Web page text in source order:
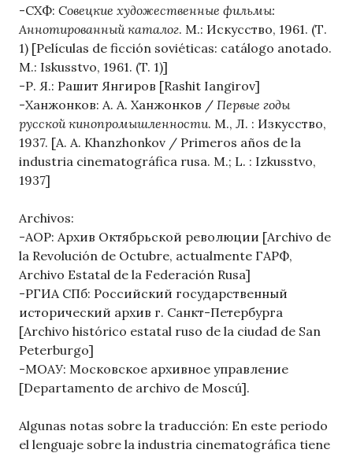
-СХФ: Совецкие художественные фильмы:
Аннотированный каталог. М.: Искусство, 1961. (Т.
1) [Películas de ficción soviéticas: catálogo anotado.
M.: Iskusstvo, 1961. (T. 1)]
-Р. Я.: Рашит Янгиров [Rashit Iangirov]
-Ханжонков: A. A. Ханжонков / Первые годы
русской кинопромышленности. М., Л. : Изкусство,
1937. [A. A. Khanzhonkov / Primeros años de la
industria cinematográfica rusa. M.; L. : Izkusstvo,
1937]
Archivos:
-АОР: Архив Октябрьской революции [Archivo de
la Revolución de Octubre, actualmente ГАРФ,
Archivo Estatal de la Federación Rusa]
-РГИА СПб: Российский государственный
исторический архив г. Санкт-Петербурга
[Archivo histórico estatal ruso de la ciudad de San
Peterburgo]
-МОАУ: Московское архивное управление
[Departamento de archivo de Moscú].
Algunas notas sobre la traducción: En este periodo
el lenguaje sobre la industria cinematográfica tiene